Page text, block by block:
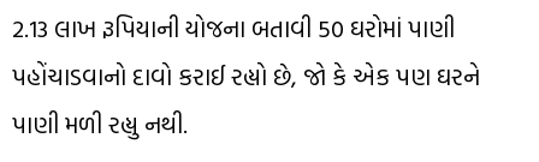
2.13 લાખ રૂપિયાની યોજના બતાવી 50 ઘરોમાં પાણી
પહોંચાડવાનો દાવો કરાઈ રહ્યો છે, જો કે એક પણ ઘરને
પાણી મળી રહ્યુ નથી.